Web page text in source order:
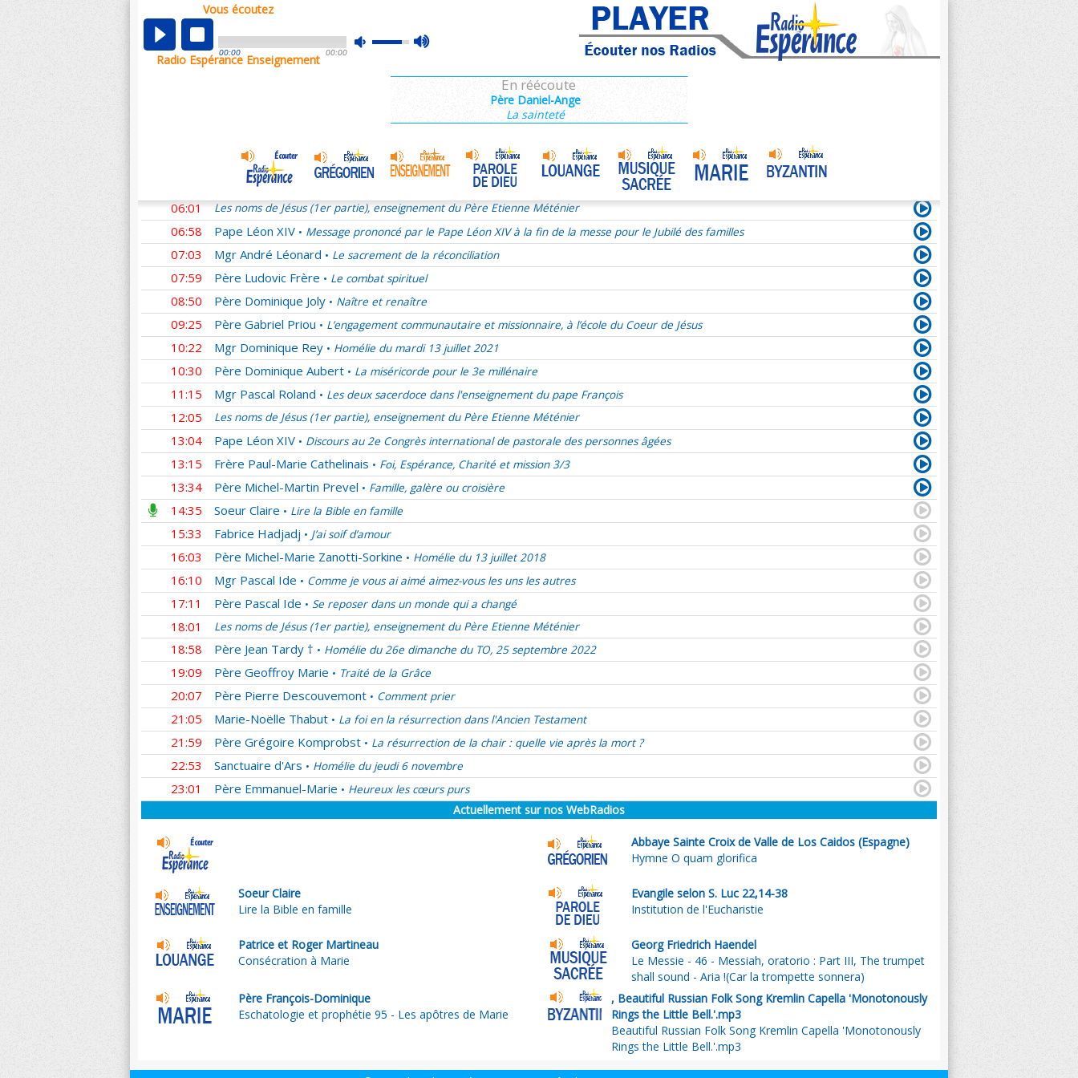
Vous écoutez
mute
max
00:00 00:00
Radio Espérance Enseignement
En réécoute
Père Daniel-Ange
La sainteté
00:01
00:58 Père Ludovic Frère • Homélie du 17e dimanche du TO le 24 juillet 2022
01:11 Mgr Benoît Rivière
Père Emmanuel du Boisbaudry • Homélie du 9 juillet 2017
Père Guilmard
06:01 Les noms de Jésus (1er partie), enseignement du Père Etienne Méténier
06:58 Pape Léon XIV • Message prononcé par le Pape Léon XIV à la fin de la messe pour le Jubilé des familles
07:03 Mgr André Léonard • Le sacrement de la réconciliation
07:59 Père Ludovic Frère • Le combat spirituel
08:50 Père Dominique Joly • Naître et renaître
09:25 Père Gabriel Priou • L’engagement communautaire et missionnaire, à l’école du Coeur de Jésus
10:22 Mgr Dominique Rey • Homélie du mardi 13 juillet 2021
10:30 Père Dominique Aubert • La miséricorde pour le 3e millénaire
11:15 Mgr Pascal Roland • Les deux sacerdoce dans l'enseignement du pape François
12:05 Les noms de Jésus (1er partie), enseignement du Père Etienne Méténier
13:04 Pape Léon XIV • Discours au 2e Congrès international de pastorale des personnes âgées
13:15 Frère Paul-Marie Cathelinais • Foi, Espérance, Charité et mission 3/3
13:34 Père Michel-Martin Prevel • Famille, galère ou croisière
14:35 Soeur Claire • Lire la Bible en famille
15:33 Fabrice Hadjadj • J’ai soif d’amour
16:03 Père Michel-Marie Zanotti-Sorkine • Homélie du 13 juillet 2018
16:10 Mgr Pascal Ide • Comme je vous ai aimé aimez-vous les uns les autres
17:11 Père Pascal Ide • Se reposer dans un monde qui a changé
18:01 Les noms de Jésus (1er partie), enseignement du Père Etienne Méténier
18:58 Père Jean Tardy † • Homélie du 26e dimanche du TO, 25 septembre 2022
19:09 Père Geoffroy Marie • Traité de la Grâce
20:07 Père Pierre Descouvemont • Comment prier
21:05 Marie-Noëlle Thabut • La foi en la résurrection dans l'Ancien Testament
21:59 Père Grégoire Komprobst • La résurrection de la chair : quelle vie après la mort ?
22:53 Sanctuaire d'Ars • Homélie du jeudi 6 novembre
23:01 Père Emmanuel-Marie • Heureux les cœurs purs
Actuellement sur nos WebRadios
Abbaye Sainte Croix de Valle de Los Caidos (Espagne)
Hymne O quam glorifica
Soeur Claire
Lire la Bible en famille
Evangile selon S. Luc 22,14-38
Institution de l'Eucharistie
Patrice et Roger Martineau
Consécration à Marie
Georg Friedrich Haendel
Le Messie - 46 - Messiah, oratorio : Part III, The trumpet
shall sound - Aria !(Car la trompette sonnera)
Père François-Dominique
Eschatologie et prophétie 95 - Les apôtres de Marie
, Beautiful Russian Folk Song Kremlin Capella 'Monotonously
Rings the Little Bell.'.mp3
Beautiful Russian Folk Song Kremlin Capella 'Monotonously
Rings the Little Bell.'.mp3